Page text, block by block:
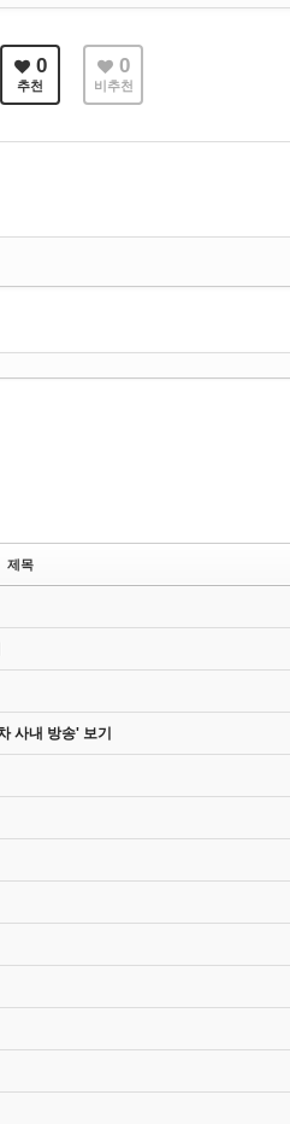
0
추천
0
비추천
제목
사내 방송' 보기